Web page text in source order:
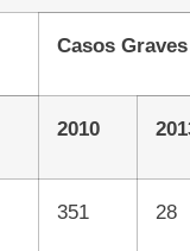
Casos Graves
2010
351 28